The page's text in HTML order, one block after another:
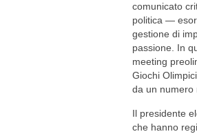
comunicato
politica —
gestione di
passione. In
meeting
Giochi
da un numero
Il presidente
che hanno